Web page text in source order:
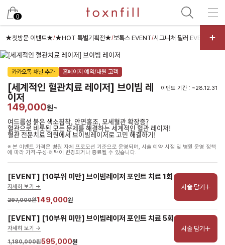
0
★첫방문 이벤트★/★HOT 특별기획전★/보톡스 EVENT/시그니처 필러 EVENT/콜라
카카오톡 채널 추가 홈페이지 예약/내원 고객
[세계적인 혈관치료 레이저] 브이빔 레
이저
149,000원~
이벤트 기간 : ~28.12.31
여드름성 붉은 색소침착, 안면홍조, 모세혈관 확장증?
혈관으로 비롯된 모든 문제를 해결하는 세계적인 혈관 레이저!
혈관 전문치료 의원에서 브이빔레이저로 고민 해결하기!
※ 본 이벤트 가격은 병원 자체 프로모션 기준으로 운영되며, 시술 예약 시점 및 병원 운영 정책
에 따라 가격·구성·혜택이 변경되거나 종료될 수 있습니다.
[EVENT] [10부위 미만] 브이빔레이저 포인트 치료 1회
자세히 보기 ->
297,000원149,000원
시술 담기
[EVENT] [10부위 미만] 브이빔레이저 포인트 치료 5회
자세히 보기 ->
1,180,000원595,000원
시술 담기
남은 시술/관리권 예약
남은 시술/관리권 종류 선택
리프팅
색소
스킨부스터
스킨케어
여드름/모공
제모
프로그램
향노화수액
기타